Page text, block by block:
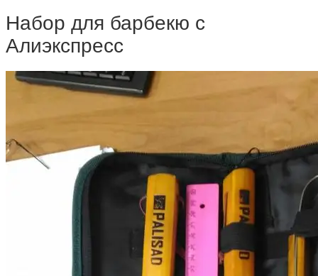
Набор для барбекю с
Алиэкспресс